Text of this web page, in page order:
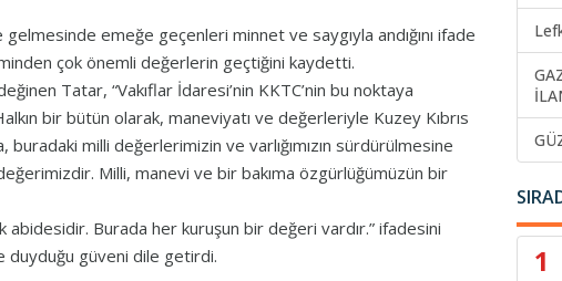
gelmesinde emeğe geçenleri minnet ve saygıyla andığını ifade
çok önemli değerlerin geçtiğini kaydetti.
Tatar, “Vakıflar İdaresi’nin KKTC’nin bu noktaya
bir bütün olarak, maneviyatı ve değerleriyle Kuzey Kıbrıs
milli değerlerimizin ve varlığımızın sürdürülmesine
Milli, manevi ve bir bakıma özgürlüğümüzün bir
abidesidir. Burada her kuruşun bir değeri vardır.” ifadesini
duyduğu güveni dile getirdi.
1